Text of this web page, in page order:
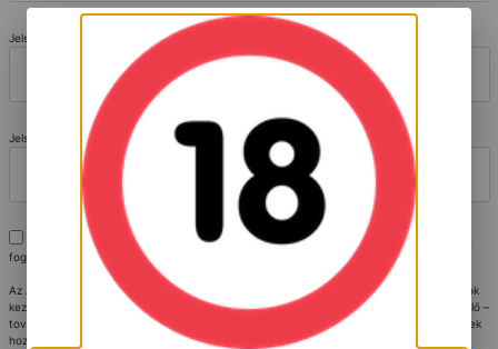
Jelszó
Jelszó mégegyszer
Kijelentem, hogy az Adatkezelési tájékoztatótelolvastam, megértettem és az abban
foglaltakat elfogadom.
Az Adatkezelési tájékoztató ismeretében nyilatkozom, hogy az általam megadott adatok
kezeléséhez hozzájárulok. Kijelentem, hogy az általam megadott adatokat az Adatkezelő –
további intézkedések nélkül is - jogszerűen kezelheti, szükség esetén ahhoz az érintettek
hozzájárulását is beszereztem, velük az Adatkezelési tájékoztató tartalmát